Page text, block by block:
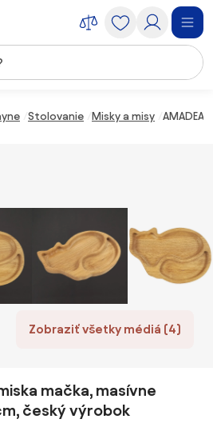
Stolovanie Misky a misy AMADEA
Zobraziť všetky médiá (4)
mačka, masívne
český výrobok